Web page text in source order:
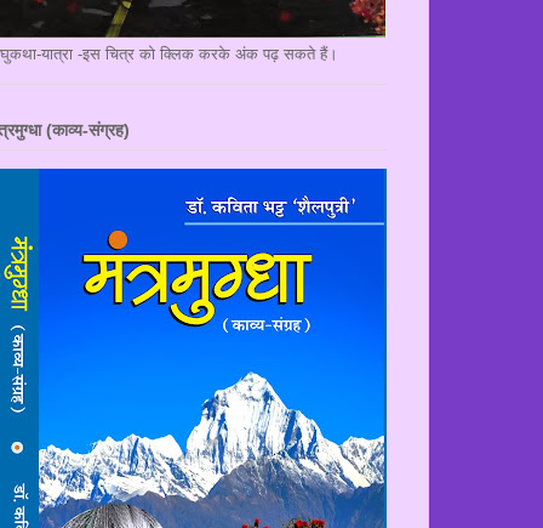
यात्रा -इस चित्र को क्लिक करके अंक पढ़ सकते हैं।
(काव्य-संग्रह)